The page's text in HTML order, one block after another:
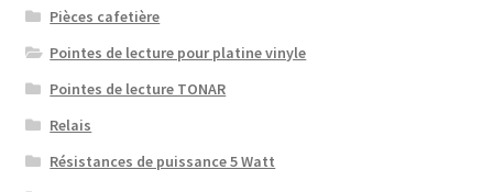
Pièces cafetière
Pointes de lecture pour platine vinyle
Pointes de lecture TONAR
Relais
Résistances de puissance 5 Watt